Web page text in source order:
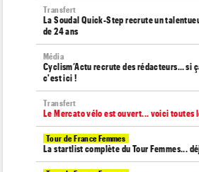
Transfert
La Soudal Quick-Step recrute un
de 24 ans
Média
Cyclism’Actu recrute des rédacteurs… si
c'est ici !
Transfert
Le Mercato vélo est ouvert... voici toutes
Tour de France Femmes
La startlist complète du Tour Femmes...